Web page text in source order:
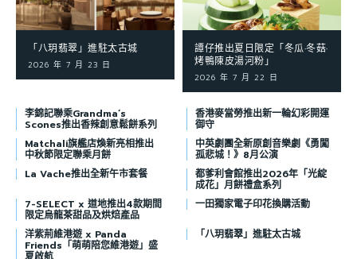
「八玥翡翠」進駐太古城
2026 年 7 月 23 日
譚仔推出夏日限定「冬瓜·冬菇·
烤鴨陳皮湯河粉」
2026 年 7 月 22 日
李錦記聯乘Grandma’s
Scones推出香辣創意鬆餅系列
香港麥當勞推出新一輪幻彩開運
御守
Matchali旗艦店煥新亮相推出
中秋節限定聯乘月餅
中英劇團全新原創音樂劇《勇闖
孤悲城！》8月公演
La Vache推出全新午市套餐
都爹利會館推出2026年「光綻
成花」月餅禮盒系列
7-SELECT x 道地推出4款期間
限定烏龍茶甜品及烘焙產品
一田獨家電子印花換購活動
洋紫荊維港遊 x Panda
Friends「萌萌陪您維港遊」盛
「八玥翡翠」進駐太古城